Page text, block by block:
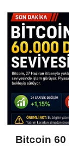
Bitcoin 60